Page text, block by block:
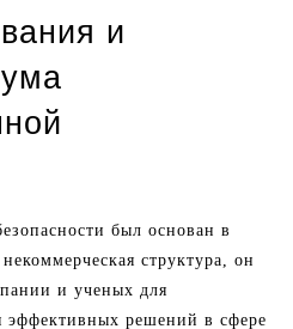
и
был основан в
структура, он
и ученых для
эффективных решений в сфере